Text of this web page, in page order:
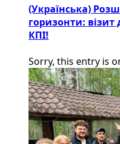
(Українська)
горизонти: візит
КПІ!
Sorry, this entry is